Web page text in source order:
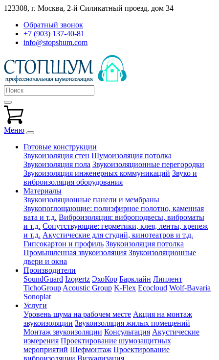
123308, г. Москва, 2-й Силикатный проезд, дом 34
Обратный звонок
+7 (903) 137-40-81
info@stopshum.com
Меню
Готовые конструкции
Звукоизоляция стен Шумоизоляция потолка
Звукоизоляция пола Звукоизоляционные перегородки
Звукоизоляция инженерных коммуникаций Звуко и
виброизоляция оборудования
Материалы
Звукоизоляционные панели и мембраны
Звукопоглощающие: полиэфирное полотно, каменная
вата и т.д. Виброизоляция: виброподвесы, виброматы
и т.д. Сопутствующие: герметики, клея, ленты, крепеж
и т.д. Акустические для студий, кинотеатров и т.д.
Гипсокартон и профиль Звукоизоляция потолка
Промышленная звукоизоляция Звукоизоляционные
двери и окна
Производители
SoundGuard Izogertz ЭхоКор Барклайн Липлент
TichoGroup Acoustic Group K-Flex Ecocloud Wolf-Bavaria
Sonoplat
Услуги
Уровень шума на рабочем месте Акция на монтаж
звукоизоляции Звукоизоляция жилых помещений
Монтаж звукоизоляции Консультация Акустические
измерения Проектирование шумозащитных
мероприятий Шефмонтаж Проектирование
виброизоляции Визуализация